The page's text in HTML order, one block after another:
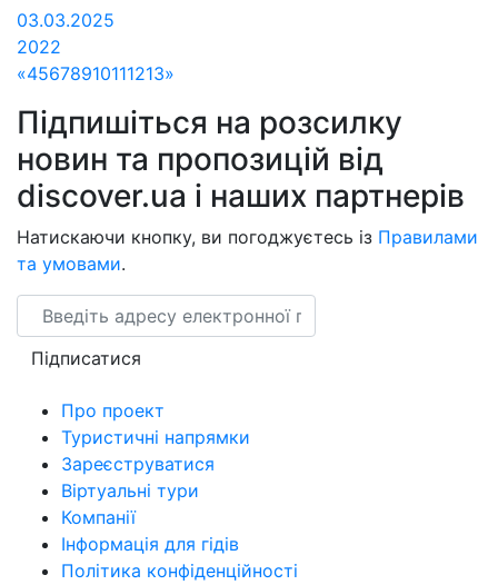
03.03.2025
2022
«45678910111213»
Підпишіться на розсилку
новин та пропозицій від
discover.ua і наших партнерів
Натискаючи кнопку, ви погоджуєтесь із Правилами
та умовами.
Email
Підписатися
Про проект
Туристичні напрямки
Зареєструватися
Віртуальні тури
Компанії
Інформація для гідів
Політика конфіденційності